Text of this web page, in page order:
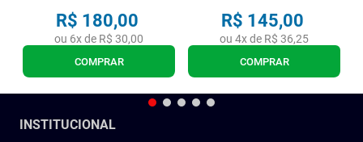
R$ 180,00
ou 6x de R$ 30,00
COMPRAR
R$ 145,00
ou 4x de R$ 36,25
COMPRAR
INSTITUCIONAL